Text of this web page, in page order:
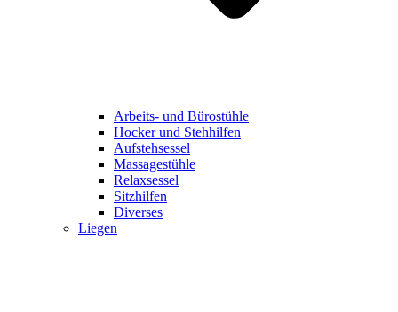
Arbeits- und Bürostühle
Hocker und Stehhilfen
Aufstehsessel
Massagestühle
Relaxsessel
Sitzhilfen
Diverses
Liegen